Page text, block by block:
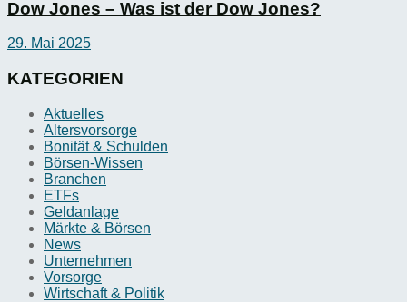
Dow Jones – Was ist der Dow Jones?
29. Mai 2025
KATEGORIEN
Aktuelles
Altersvorsorge
Bonität & Schulden
Börsen-Wissen
Branchen
ETFs
Geldanlage
Märkte & Börsen
News
Unternehmen
Vorsorge
Wirtschaft & Politik